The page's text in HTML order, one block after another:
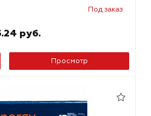
Под заказ
руб.
Просмотр